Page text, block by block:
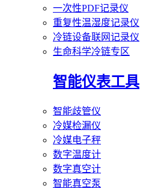
一次性PDF记录仪
重复性温湿度记录仪
冷链设备联网记录仪
生命科学冷链专区
智能仪表工具
智能歧管仪
冷媒检漏仪
冷媒电子秤
数字温度计
数字真空计
智能真空泵